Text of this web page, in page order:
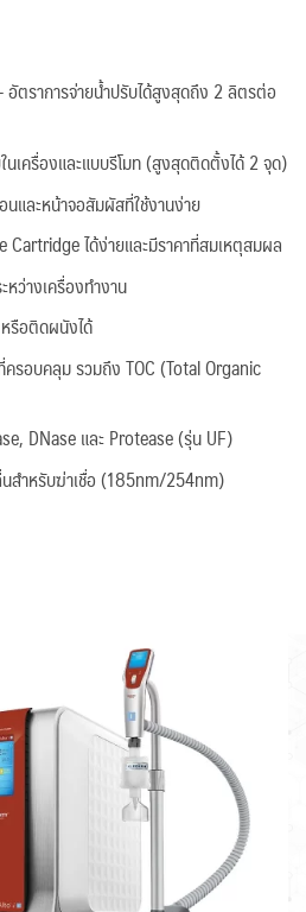
อัตราการจ่ายน้ำปรับได้สูงสุดถึง 2 ลิตรต่อ
เครื่องและแบบรีโมท (สูงสุดติดตั้งได้ 2 จุด)
และหน้าจอสัมผัสที่ใช้งานง่าย
Cartridge ได้ง่ายและมีราคาที่สมเหตุสมผล
หว่างเครื่องทำงาน
รือติดผนังได้
อบคลุม รวมถึง TOC (Total Organic
DNase และ Protease (รุ่น UF)
สำหรับฆ่าเชื่อ (185nm/254nm)